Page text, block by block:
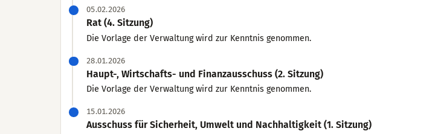
05.02.2026
Rat (4. Sitzung)
Die Vorlage der Verwaltung wird zur Kenntnis genommen.
28.01.2026
Haupt-, Wirtschafts- und Finanzausschuss (2. Sitzung)
Die Vorlage der Verwaltung wird zur Kenntnis genommen.
15.01.2026
Ausschuss für Sicherheit, Umwelt und Nachhaltigkeit (1. Sitzung)